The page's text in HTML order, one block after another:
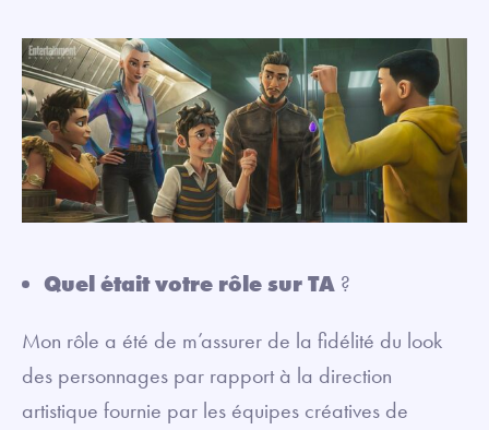
Quel était votre rôle sur TA ?
Mon rôle a été de m’assurer de la fidélité du look
des personnages par rapport à la direction
artistique fournie par les équipes créatives de